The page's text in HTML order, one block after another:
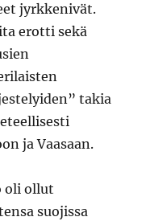
jyrkkenivät.
erotti sekä
takia
ja Vaasaan.
oli ollut
suojissa